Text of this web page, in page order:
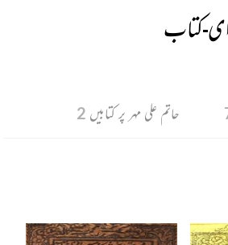
کتاب
حاتم علی مہر پر کتابیں 2